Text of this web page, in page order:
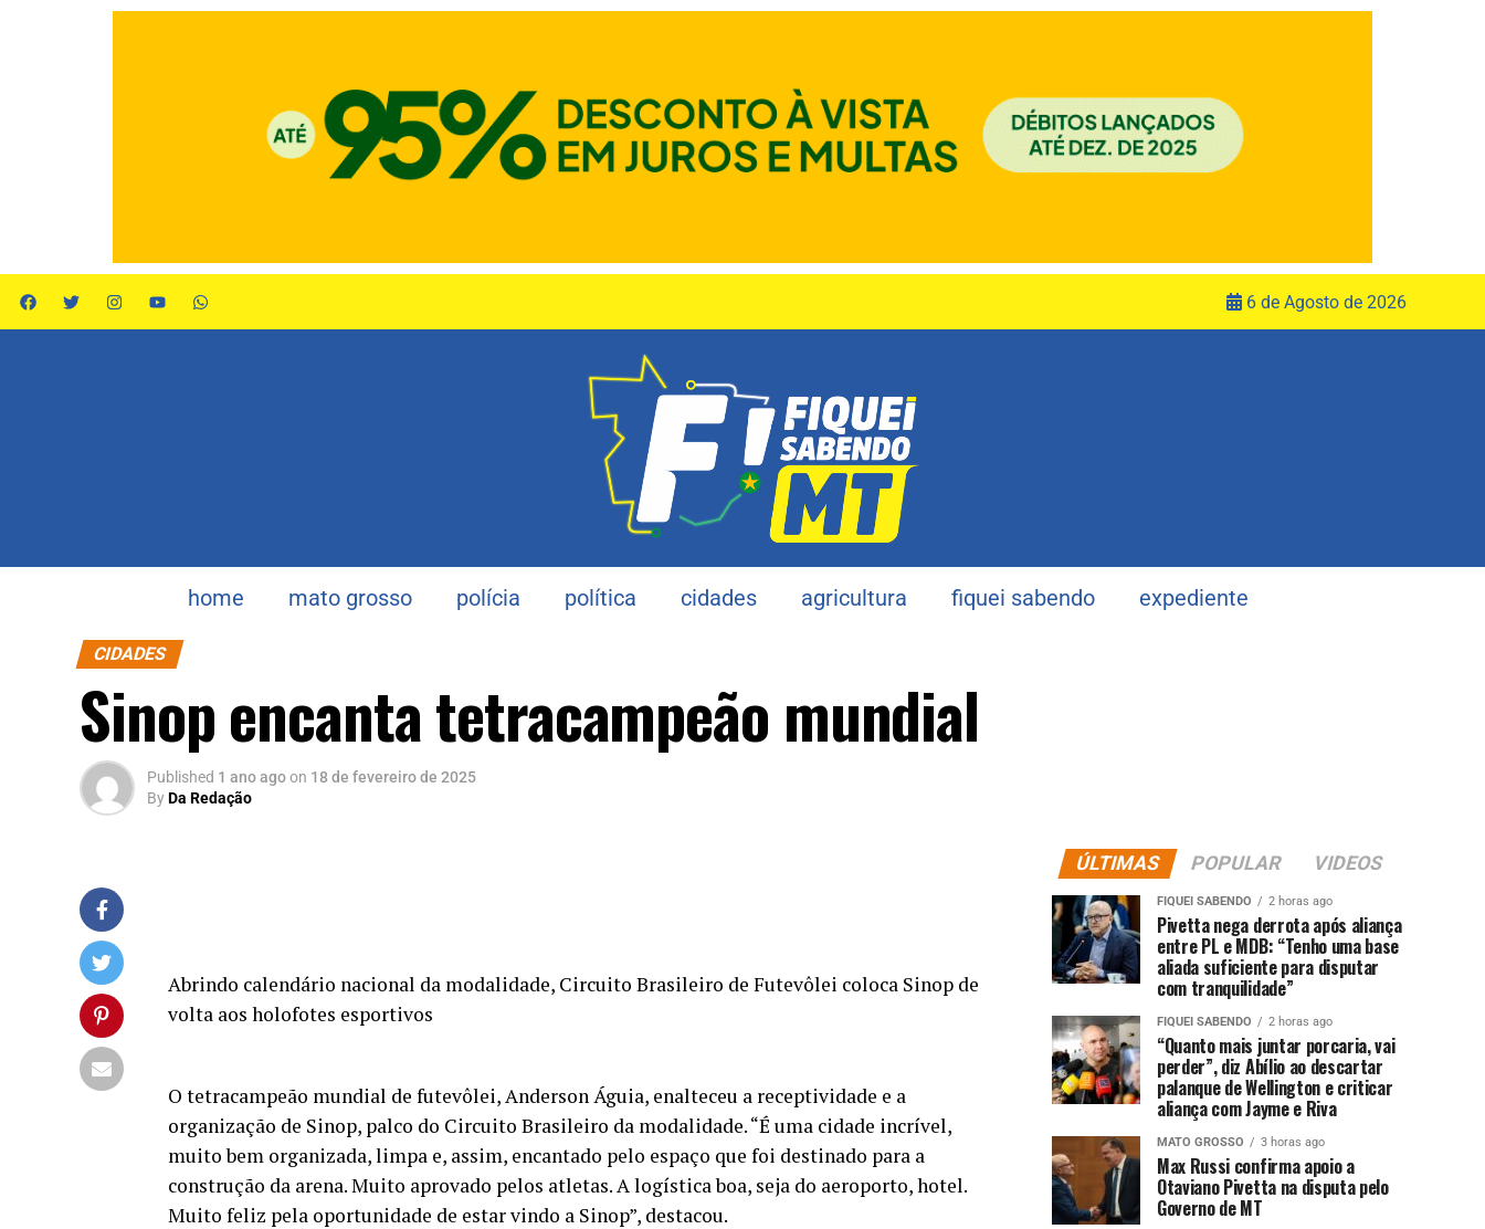
6 de Agosto de 2026
home mato grosso polícia política cidades agricultura fiquei sabendo expediente
CIDADES
Sinop encanta tetracampeão mundial
Published 1 ano agoon 18 de fevereiro de 2025
ByDa Redação
Abrindo calendário nacional da modalidade, Circuito Brasileiro de Futevôlei coloca Sinop de
volta aos holofotes esportivos
O tetracampeão mundial de futevôlei, Anderson Águia, enalteceu a receptividade e a
organização de Sinop, palco do Circuito Brasileiro da modalidade. “É uma cidade incrível,
muito bem organizada, limpa e, assim, encantado pelo espaço que foi destinado para a
construção da arena. Muito aprovado pelos atletas. A logística boa, seja do aeroporto, hotel.
Muito feliz pela oportunidade de estar vindo a Sinop”, destacou.
ÚLTIMAS POPULAR VIDEOS
FIQUEI SABENDO 2 horas ago
Pivetta nega derrota após aliança
entre PL e MDB: “Tenho uma base
aliada suficiente para disputar
com tranquilidade”
FIQUEI SABENDO 2 horas ago
“Quanto mais juntar porcaria, vai
perder”, diz Abílio ao descartar
palanque de Wellington e criticar
aliança com Jayme e Riva
MATO GROSSO 3 horas ago
Max Russi confirma apoio a
Otaviano Pivetta na disputa pelo
Governo de MT